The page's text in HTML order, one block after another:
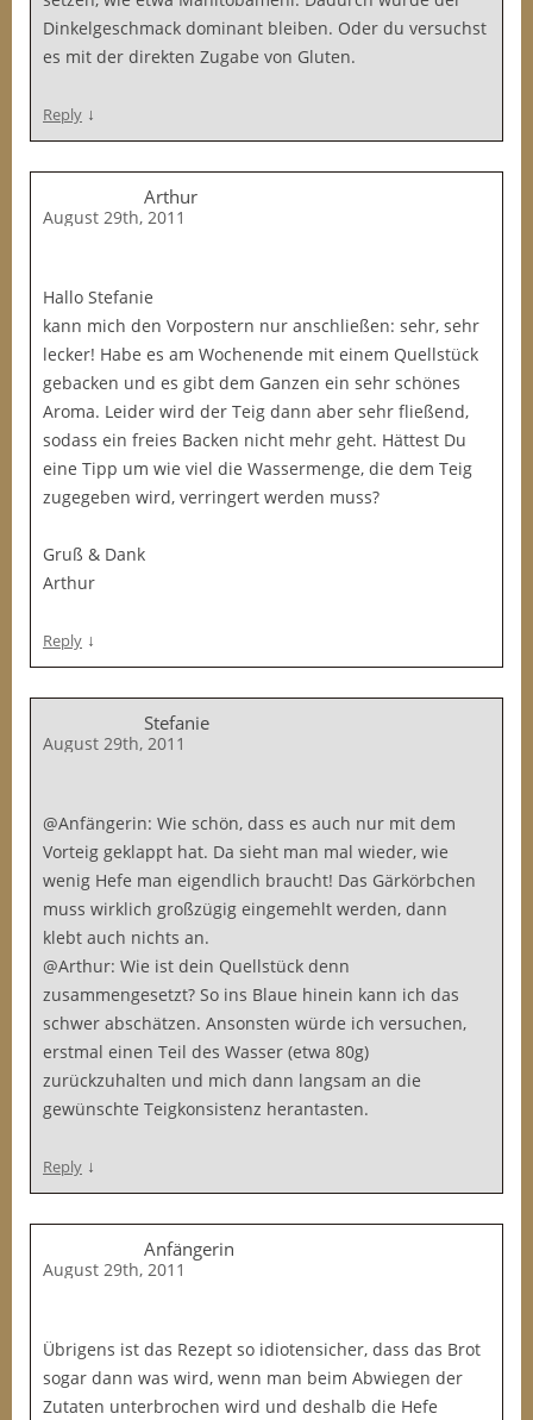
Dinkelgeschmack dominant bleiben. Oder du versuchst
es mit der direkten Zugabe von Gluten.
Reply ↓
Arthur
August 29th, 2011
Hallo Stefanie
kann mich den Vorpostern nur anschließen: sehr, sehr
lecker! Habe es am Wochenende mit einem Quellstück
gebacken und es gibt dem Ganzen ein sehr schönes
Aroma. Leider wird der Teig dann aber sehr fließend,
sodass ein freies Backen nicht mehr geht. Hättest Du
eine Tipp um wie viel die Wassermenge, die dem Teig
zugegeben wird, verringert werden muss?
Gruß & Dank
Arthur
Reply ↓
Stefanie
August 29th, 2011
@Anfängerin: Wie schön, dass es auch nur mit dem
Vorteig geklappt hat. Da sieht man mal wieder, wie
wenig Hefe man eigendlich braucht! Das Gärkörbchen
muss wirklich großzügig eingemehlt werden, dann
klebt auch nichts an.
@Arthur: Wie ist dein Quellstück denn
zusammengesetzt? So ins Blaue hinein kann ich das
schwer abschätzen. Ansonsten würde ich versuchen,
erstmal einen Teil des Wasser (etwa 80g)
zurückzuhalten und mich dann langsam an die
gewünschte Teigkonsistenz herantasten.
Reply ↓
Anfängerin
August 29th, 2011
Übrigens ist das Rezept so idiotensicher, dass das Brot
sogar dann was wird, wenn man beim Abwiegen der
Zutaten unterbrochen wird und deshalb die Hefe